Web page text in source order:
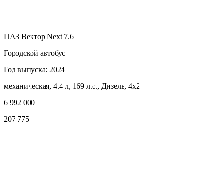
ПАЗ Вектор Next 7.6
Городской автобус
Год выпуска: 2024
механическая, 4.4 л, 169 л.с., Дизель, 4x2
6 992 000
207 775